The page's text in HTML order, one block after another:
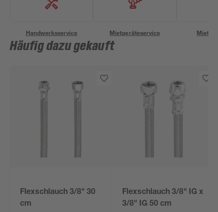
Handwerksservice Mietgeräteservice
Häufig dazu gekauft
Flexschlauch 3/8" 30
cm
Flexschlauch 3/8" IG x
3/8" IG 50 cm